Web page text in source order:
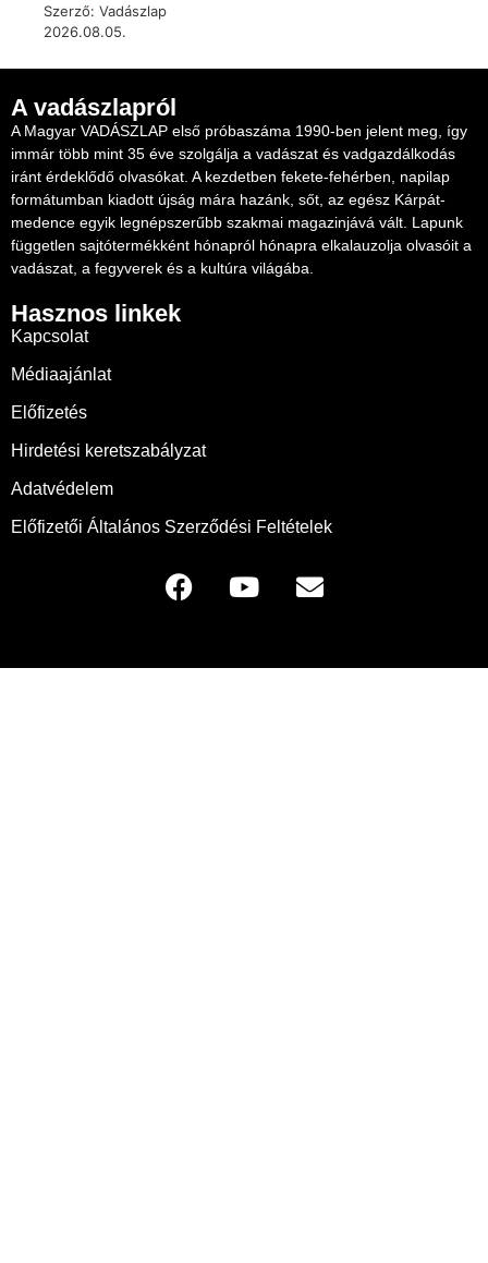
Szerző: Vadászlap
2026.08.05.
A vadászlapról
A Magyar VADÁSZLAP első próbaszáma 1990-ben jelent meg, így
immár több mint 35 éve szolgálja a vadászat és vadgazdálkodás
iránt érdeklődő olvasókat. A kezdetben fekete-fehérben, napilap
formátumban kiadott újság mára hazánk, sőt, az egész Kárpát-
medence egyik legnépszerűbb szakmai magazinjává vált. Lapunk
független sajtótermékként hónapról hónapra elkalauzolja olvasóit a
vadászat, a fegyverek és a kultúra világába.
Hasznos linkek
Kapcsolat
Médiaajánlat
Előfizetés
Hirdetési keretszabályzat
Adatvédelem
Előfizetői Általános Szerződési Feltételek